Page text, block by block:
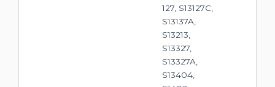
127, S13127C,
S13137A,
S13213,
S13327,
S13327A,
S13404,